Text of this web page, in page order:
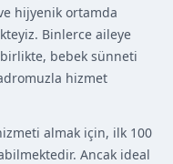
hijyenik ortamda
Binlerce aileye
bebek sünneti
hizmet
almak için, ilk 100
Ancak ideal